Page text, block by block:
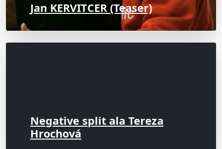
Jan KERVITCER (Teaser)
Negative split ala Tereza
Hrochová